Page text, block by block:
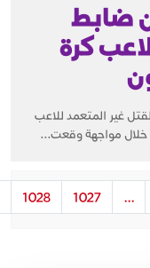
ضابط
كرة
غير المتعمد للاعب
خلال مواجهة وقعت...
...
1027
1028